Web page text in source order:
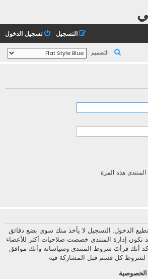
تسجيل الدخول التسجيل
التصميم :
هذه المرة
الدخول. التسجيل لا يأخذ منك سوى بضع دقائق
تكون إدارة المنتدى خصصت صلاحيات أكثر للأعضاء
أنك قرأتَ شروط المنتدى وسياساته وأنك موافق
لشروط كل قسم قبل المشاركة فيه